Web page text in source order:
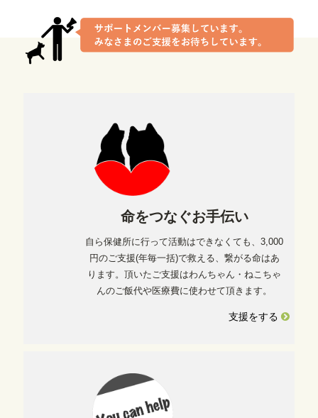
命をつなぐお手伝い
自ら保健所に行って活動はできなくても、3,000
円のご支援(年毎一括)で救える、繋がる命はあ
ります。頂いたご支援はわんちゃん・ねこちゃ
んのご飯代や医療費に使わせて頂きます。
支援をする